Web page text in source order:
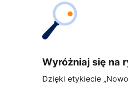
Wyróżniaj się na
Dzięki etykiecie